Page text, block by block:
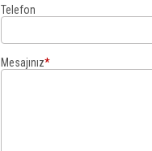
Telefon
Mesajınız*